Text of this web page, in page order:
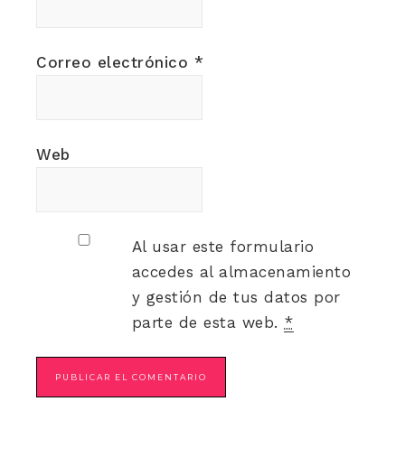
Correo electrónico *
Web
Al usar este formulario
accedes al almacenamiento
y gestión de tus datos por
parte de esta web. *